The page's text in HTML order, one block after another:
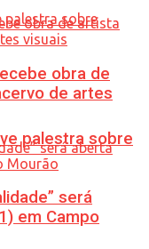
palestra sobre
obra de
de artes
será
em Campo